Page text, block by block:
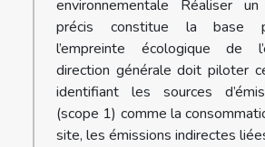
environnementale Réaliser
précis constitue la base
l’empreinte écologique de
direction générale doit piloter
identifiant les sources
(scope 1) comme la
site, les émissions indirectes